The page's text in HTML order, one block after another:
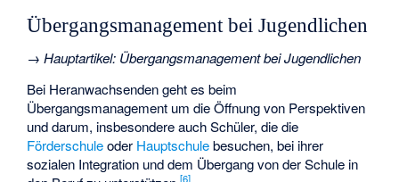
Übergangsmanagement bei Jugendlichen
→Hauptartikel: Übergangsmanagement bei Jugendlichen
Bei Heranwachsenden geht es beim
Übergangsmanagement um die Öffnung von Perspektiven
und darum, insbesondere auch Schüler, die die
Förderschuleoder Hauptschulebesuchen, bei ihrer
sozialen Integration und dem Übergang von der Schule in
[6]